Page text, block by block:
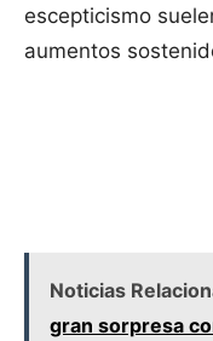
escepticismo
aumentos
Noticias
gran sorpresa